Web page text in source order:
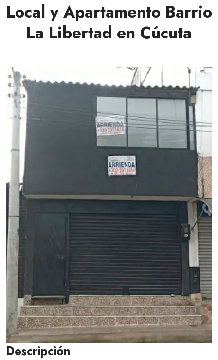
Local y Apartamento Barrio
La Libertad en Cúcuta
Descripción